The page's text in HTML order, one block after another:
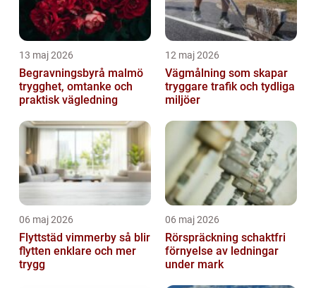
13 maj 2026
Begravningsbyrå malmö
trygghet, omtanke och
praktisk vägledning
12 maj 2026
Vägmålning som skapar
tryggare trafik och tydliga
miljöer
06 maj 2026
Flyttstäd vimmerby så blir
flytten enklare och mer
trygg
06 maj 2026
Rörspräckning schaktfri
förnyelse av ledningar
under mark